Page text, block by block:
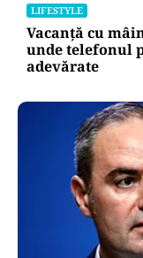
LIFESTYLE
Vacanță cu
unde telefonul
adevărate